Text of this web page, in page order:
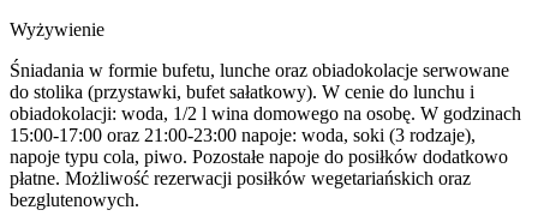
Wyżywienie
Śniadania w formie bufetu, lunche oraz obiadokolacje serwowane
do stolika (przystawki, bufet sałatkowy). W cenie do lunchu i
obiadokolacji: woda, 1/2 l wina domowego na osobę. W godzinach
15:00-17:00 oraz 21:00-23:00 napoje: woda, soki (3 rodzaje),
napoje typu cola, piwo. Pozostałe napoje do posiłków dodatkowo
płatne. Możliwość rezerwacji posiłków wegetariańskich oraz
bezglutenowych.